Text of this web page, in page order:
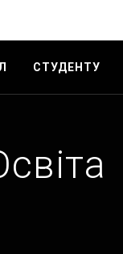
СТУДЕНТУ